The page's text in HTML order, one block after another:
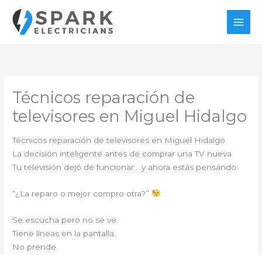
contenido
Técnicos reparación de
televisores en Miguel Hidalgo
Técnicos reparación de televisores en Miguel Hidalgo
La decisión inteligente antes de comprar una TV nueva
Tu televisión dejó de funcionar… y ahora estás pensando:
“¿La reparo o mejor compro otra?”
Se escucha pero no se ve.
Tiene líneas en la pantalla.
No prende.